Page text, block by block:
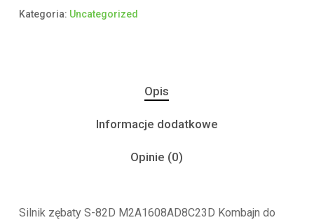
Kategoria: Uncategorized
Opis
Informacje dodatkowe
Opinie (0)
Silnik zębaty S-82D M2A1608AD8C23D Kombajn do